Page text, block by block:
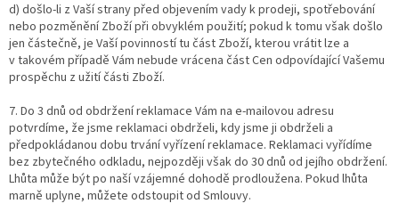
d) došlo-li z Vaší strany před objevením vady k prodeji, spotřebování
nebo pozměnění Zboží při obvyklém použití; pokud k tomu však došlo
jen částečně, je Vaší povinností tu část Zboží, kterou vrátit lze a
v takovém případě Vám nebude vrácena část Cen odpovídající Vašemu
prospěchu z užití části Zboží.
7. Do 3 dnů od obdržení reklamace Vám na e-mailovou adresu
potvrdíme, že jsme reklamaci obdrželi, kdy jsme ji obdrželi a
předpokládanou dobu trvání vyřízení reklamace. Reklamaci vyřídíme
bez zbytečného odkladu, nejpozději však do 30 dnů od jejího obdržení.
Lhůta může být po naší vzájemné dohodě prodloužena. Pokud lhůta
marně uplyne, můžete odstoupit od Smlouvy.